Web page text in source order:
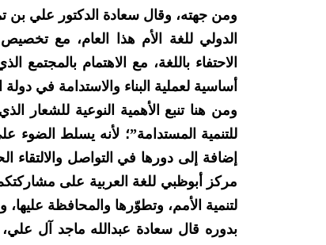
ومن جهته، وقال سعادة الدكتور علي بن
الاحتفاء باللغة، مع الاهتمام بالمجتمع
أساسية لعملية البناء والاستدامة في دولة
ومن هنا تنبع الأهمية النوعية للشعار
للتنمية المستدامة”؛ لأنه يسلط الضوء
إضافة إلى دورها في التواصل
مركز أبوظبي للغة العربية على مشاركتكم
لتنمية الأمم، وتطوّرها والمحافظة
بدوره قال سعادة عبدالله ماجد آل علي،